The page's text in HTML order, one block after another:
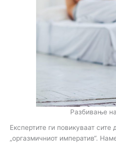
Разбивање
Експертите ги повикуваат сите
„оргазмичниот императив“.